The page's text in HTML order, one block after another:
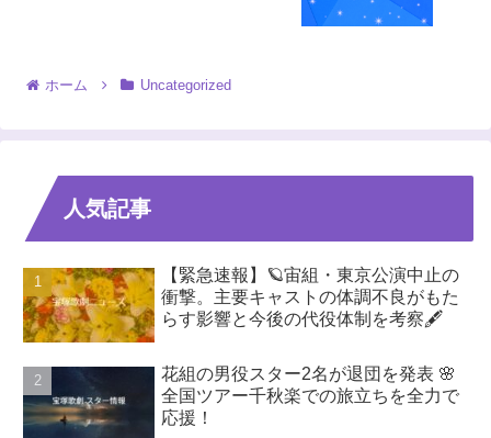
ホーム Uncategorized
人気記事
【緊急速報】🪐宙組・東京公演中止の
衝撃。主要キャストの体調不良がもた
らす影響と今後の代役体制を考察🖋️
花組の男役スター2名が退団を発表 🌸
全国ツアー千秋楽での旅立ちを全力で
応援！